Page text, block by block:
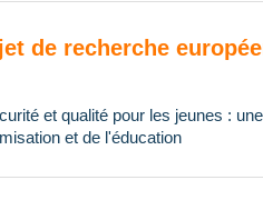
de recherche
et qualité pour les jeunes :
et de l'éducation